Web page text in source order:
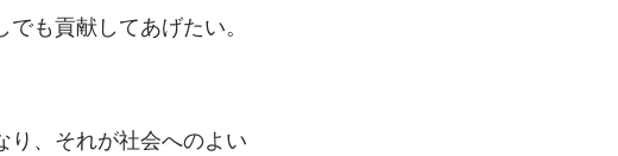
も貢献してあげたい。
り、それが社会へのよい